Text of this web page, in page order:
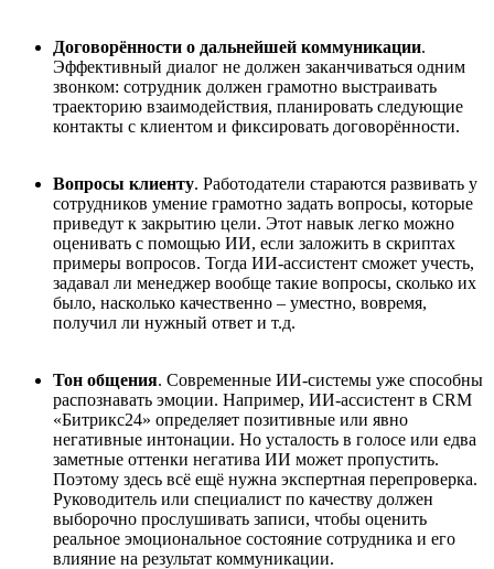
Договорённости о дальнейшей коммуникации.
Эффективный диалог не должен заканчиваться одним
звонком: сотрудник должен грамотно выстраивать
траекторию взаимодействия, планировать следующие
контакты с клиентом и фиксировать договорённости.
Вопросы клиенту. Работодатели стараются развивать у
сотрудников умение грамотно задать вопросы, которые
приведут к закрытию цели. Этот навык легко можно
оценивать с помощью ИИ, если заложить в скриптах
примеры вопросов. Тогда ИИ-ассистент сможет учесть,
задавал ли менеджер вообще такие вопросы, сколько их
было, насколько качественно – уместно, вовремя,
получил ли нужный ответ и т.д.
Тон общения. Современные ИИ‑системы уже способны
распознавать эмоции. Например, ИИ-ассистент в CRM
«Битрикс24» определяет позитивные или явно
негативные интонации. Но усталость в голосе или едва
заметные оттенки негатива ИИ может пропустить.
Поэтому здесь всё ещё нужна экспертная перепроверка.
Руководитель или специалист по качеству должен
выборочно прослушивать записи, чтобы оценить
реальное эмоциональное состояние сотрудника и его
влияние на результат коммуникации.